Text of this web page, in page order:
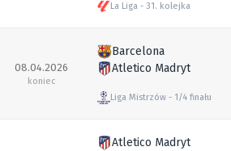
La Liga 31. kolejka
08.04.2026
koniec
Barcelona
Atletico Madryt
Liga Mistrzów 1/4 finału
Atletico Madryt